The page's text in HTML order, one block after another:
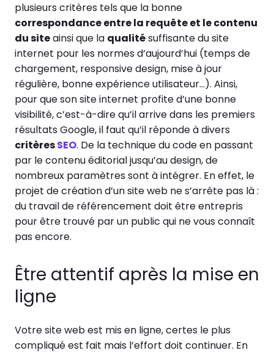
plusieurs critères tels que la bonne
correspondance entre la requête et le contenu
du siteainsi que la qualitésuffisante du site
internet pour les normes d’aujourd’hui (temps de
chargement, responsive design, mise à jour
régulière, bonne expérience utilisateur…). Ainsi,
pour que son site internet profite d’une bonne
visibilité, c’est-à-dire qu’il arrive dans les premiers
résultats Google, il faut qu’il réponde à divers
critèresSEO. De la technique du code en passant
par le contenu éditorial jusqu’au design, de
nombreux paramètres sont à intégrer. En effet, le
projet de création d’un site web ne s’arrête pas là :
du travail de référencement doit être entrepris
pour être trouvé par un public qui ne vous connaît
pas encore.
Être attentif après la mise en
ligne
Votre site web est mis en ligne, certes le plus
compliqué est fait mais l’effort doit continuer. En